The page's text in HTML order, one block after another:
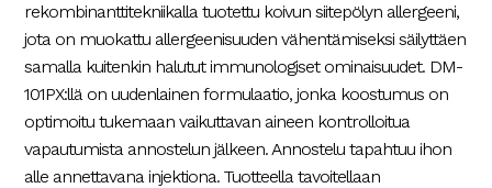
rekombinanttitekniikalla tuotettu koivun siitepölyn allergeeni,
jota on muokattu allergeenisuuden vähentämiseksi säilyttäen
samalla kuitenkin halutut immunologiset ominaisuudet. DM-
101PX:llä on uudenlainen formulaatio, jonka koostumus on
optimoitu tukemaan vaikuttavan aineen kontrolloitua
vapautumista annostelun jälkeen. Annostelu tapahtuu ihon
alle annettavana injektiona. Tuotteella tavoitellaan